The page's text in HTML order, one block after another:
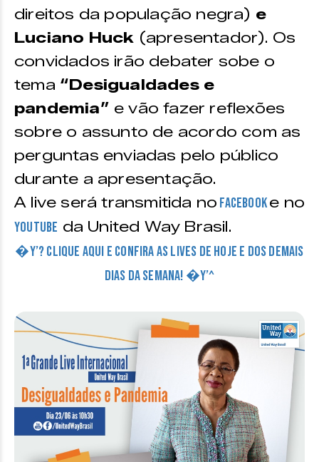
direitos da população negra) e
Luciano Huck (apresentador). Os
convidados irão debater sobe o
tema “Desigualdades e
pandemia” e vão fazer reflexões
sobre o assunto de acordo com as
perguntas enviadas pelo público
durante a apresentação.
A live será transmitida no Facebooke no
Youtube da United Way Brasil.
�Y’? CLIQUE AQUI E CONFIRA AS LIVES DE HOJE E DOS DEMAIS
DIAS DA SEMANA! �Y’^